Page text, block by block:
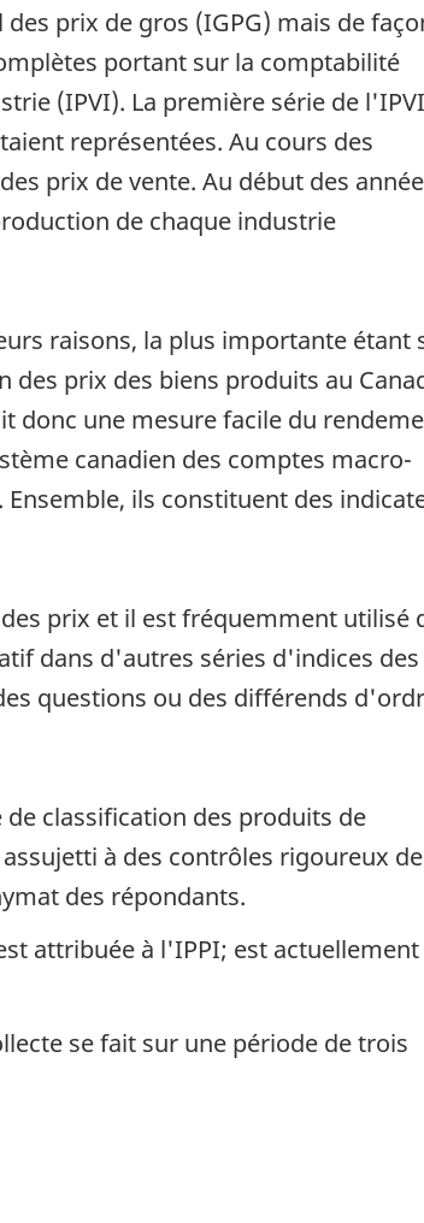
prix de gros (IGPG) mais de
portant sur la comptabilité
(IPVI). La première série de
représentées. Au cours des
prix de vente. Au début des
de chaque industrie
raisons, la plus importante étant
prix des biens produits au
donc une mesure facile du
canadien des comptes macro-
ils constituent des
prix et il est fréquemment utilisé
dans d'autres séries d'indices
questions ou des différends
classification des produits de
à des contrôles rigoureux
des répondants.
attribuée à l'IPPI; est actuellement
se fait sur une période de trois